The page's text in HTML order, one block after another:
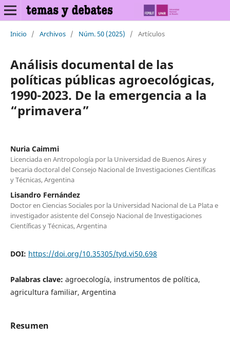
Inicio / Archivos / Núm. 50 (2025) / Artículos
Análisis documental de las
políticas públicas agroecológicas,
1990-2023. De la emergencia a la
“primavera”
Nuria Caimmi
Licenciada en Antropología por la Universidad de Buenos Aires y
becaria doctoral del Consejo Nacional de Investigaciones Científicas
y Técnicas, Argentina
Lisandro Fernández
Doctor en Ciencias Sociales por la Universidad Nacional de La Plata e
investigador asistente del Consejo Nacional de Investigaciones
Científicas y Técnicas, Argentina
DOI: https://doi.org/10.35305/tyd.vi50.698
Palabras clave: agroecología, instrumentos de política,
agricultura familiar, Argentina
Resumen